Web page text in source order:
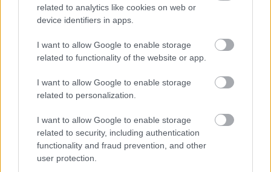
related to analytics like cookies on web or
device identifiers in apps.
I want to allow Google to enable storage
related to functionality of the website or app.
I want to allow Google to enable storage
related to personalization.
I want to allow Google to enable storage
related to security, including authentication
functionality and fraud prevention, and other
user protection.
ÁTADJÁK A MEGÚJULT ERZSÉBET LIGETI
PROGRAMOKKAL ÜNNEPLIK A FELÚJÍTÁST
rollerjelölés is várja a családokat augusztus 8-án.